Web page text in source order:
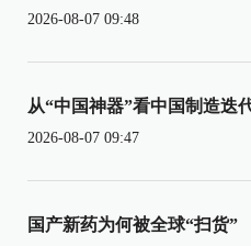
2026-08-07 09:48
从“中国神器”看中国制造迭
2026-08-07 09:47
国产新药为何被全球“扫货”